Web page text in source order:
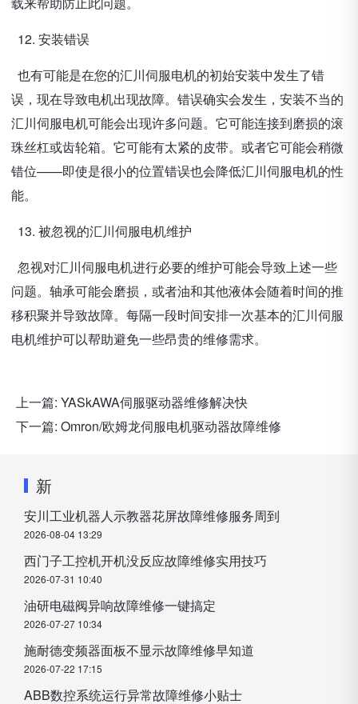
12. 安装错误
也有可能是在您的汇川伺服电机的初始安装中发生了错
误，现在导致电机出现故障。错误确实会发生，安装不当的
汇川伺服电机可能会出现许多问题。它可能连接到磨损的滚
珠丝杠或齿轮箱。它可能有太紧的皮带。或者它可能会稍微
错位——即使是很小的位置错误也会降低汇川伺服电机的性
能。
13. 被忽视的汇川伺服电机维护
忽视对汇川伺服电机进行必要的维护可能会导致上述一些
问题。轴承可能会磨损，或者油和其他液体会随着时间的推
移积聚并导致故障。每隔一段时间安排一次基本的汇川伺服
电机维护可以帮助避免一些昂贵的维修需求。
上一篇: YASkAWA伺服驱动器维修解决快
下一篇: Omron/欧姆龙伺服电机驱动器故障维修
新
安川工业机器人示教器花屏故障维修服务周到
2026-08-04 13:29
西门子工控机开机没反应故障维修实用技巧
2026-07-31 10:40
油研电磁阀异响故障维修一键搞定
2026-07-27 10:34
施耐德变频器面板不显示故障维修早知道
2026-07-22 17:15
ABB数控系统运行异常故障维修小贴士